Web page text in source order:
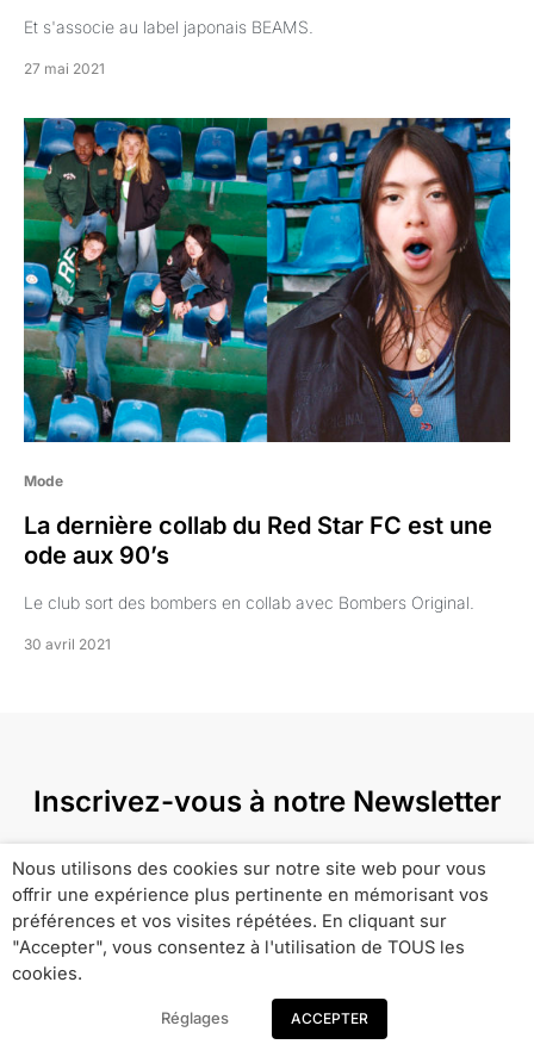
Et s'associe au label japonais BEAMS.
27 mai 2021
Mode
La dernière collab du Red Star FC est une
ode aux 90’s
Le club sort des bombers en collab avec Bombers Original.
30 avril 2021
Inscrivez-vous à notre Newsletter
SUBSCRIBE
Nous utilisons des cookies sur notre site web pour vous
offrir une expérience plus pertinente en mémorisant vos
préférences et vos visites répétées. En cliquant sur
"Accepter", vous consentez à l'utilisation de TOUS les
cookies.
Réglages ACCEPTER